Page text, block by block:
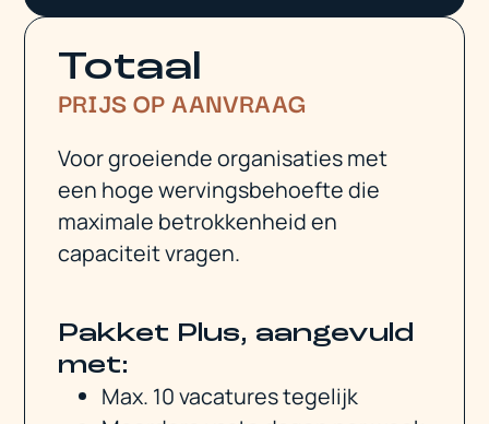
Totaal
PRIJS OP AANVRAAG
Voor groeiende organisaties met
een hoge wervingsbehoefte die
maximale betrokkenheid en
capaciteit vragen.
Pakket Plus, aangevuld
met:
Max. 10 vacatures tegelijk